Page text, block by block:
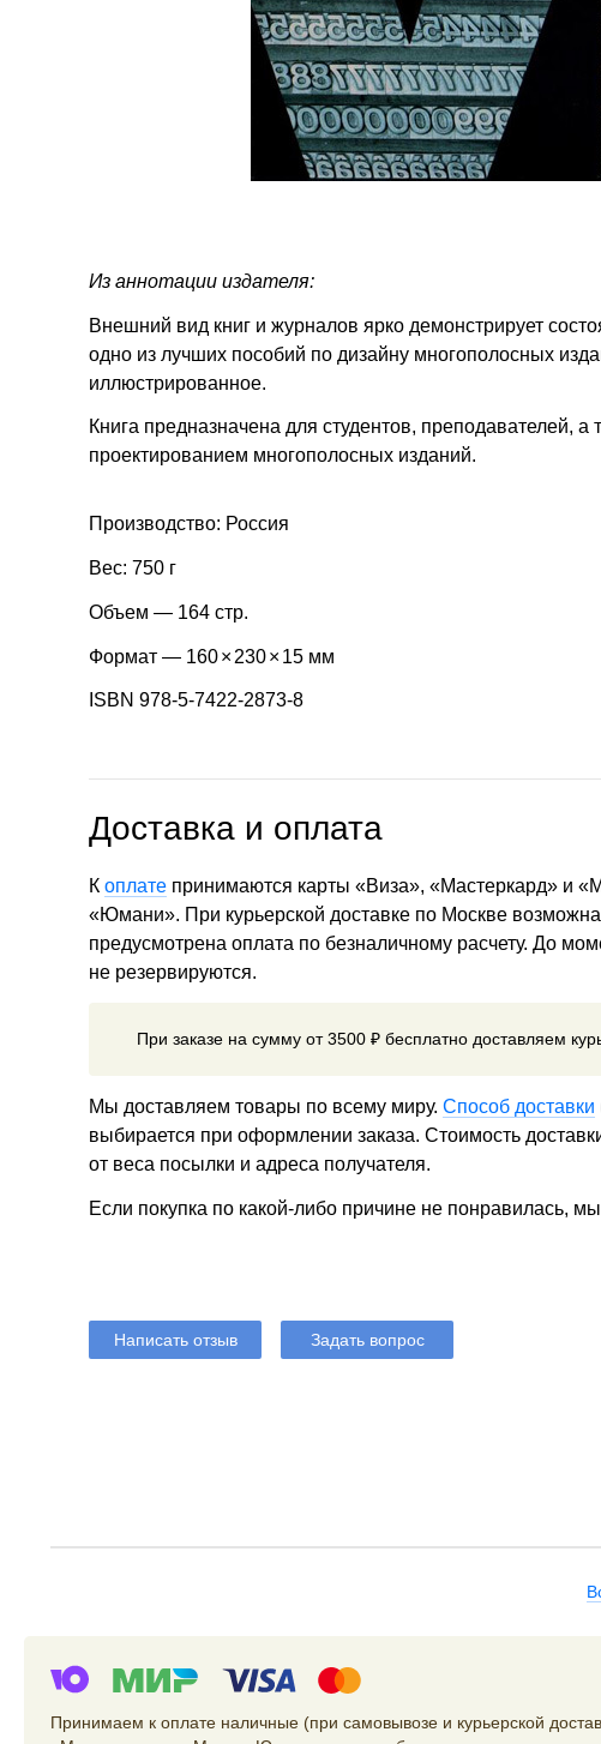
Из аннотации издателя:
Внешний вид книг и журналов ярко демонстрирует
одно из лучших пособий по дизайну многополосных
иллюстрированное.
Книга предназначена для студентов, преподавателей,
проектированием многополосных изданий.
Производство: Россия
Вес: 750 г
Объем — 164 стр.
Формат — 160× 230× 15 мм
ISBN 978-5-7422-2873-8
Доставка и оплата
К оплате принимаются карты «Виза», «Мастеркард» и
«Юмани». При курьерской доставке по Москве
предусмотрена оплата по безналичному расчету. До
не резервируются.
При заказе на сумму от 3500 ₽ бесплатно доставляем
Мы доставляем товары по всему миру. Способ доставки
выбирается при оформлении заказа. Стоимость
от веса посылки и адреса получателя.
Если покупка по какой-либо причине не понравилась,
Написать отзыв Задать вопрос
Принимаем к оплате наличные (при самовывозе и курьерской